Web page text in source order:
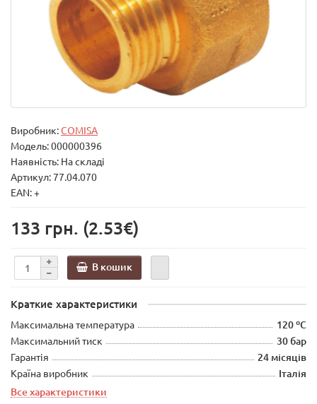
Виробник:COMISA
Модель:000000396
Наявність: На складі
Артикул: 77.04.070
EAN: +
133 грн. (2.53€)
В кошик
Краткие характеристики
Максимальна температура 120 ºС
Максимальний тиск 30 бар
Гарантія 24 місяців
Країна виробник
Італія
Все характеристики